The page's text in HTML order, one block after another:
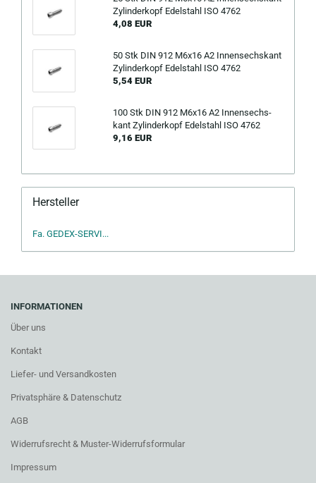
Zy­lin­der­kopf Edel­stahl ISO 4762
4,08 EUR
50 Stk DIN 912 M6x16 A2 In­nen­sechs­kant
Zy­lin­der­kopf Edel­stahl ISO 4762
5,54 EUR
100 Stk DIN 912 M6x16 A2 In­nen­sechs­
kant Zy­lin­der­kopf Edel­stahl ISO 4762
9,16 EUR
Hersteller
Fa. GEDEX-SERVI...
INFORMATIONEN
Über uns
Kontakt
Liefer- und Versandkosten
Privatsphäre & Datenschutz
AGB
Widerrufsrecht & Muster-Widerrufsformular
Impressum